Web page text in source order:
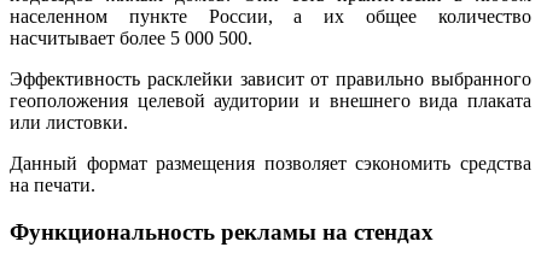
населенном пункте России, а их общее количество
насчитывает более 5 000 500.
Эффективность расклейки зависит от правильно выбранного
геоположения целевой аудитории и внешнего вида плаката
или листовки.
Данный формат размещения позволяет сэкономить средства
на печати.
Функциональность рекламы на стендах